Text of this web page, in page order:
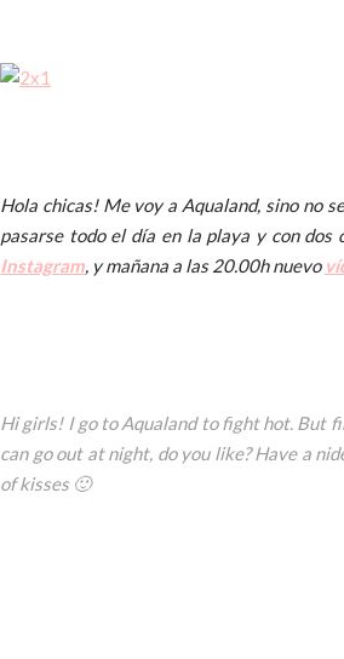
Hola chicas! Me voy a Aqualand, sino no
pasarse todo el día en la playa y con dos
Instagram, y mañana a las 20.00h nuevo
Hi girls! I go to Aqualand to fight hot. But
can go out at night, do you like? Have a
of kisses 🙂